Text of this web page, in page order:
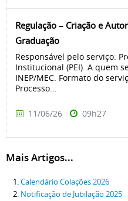
Regulação – Criação e
Graduação
Responsável pelo serviço:
Institucional (PEI). A quem
INEP/MEC. Formato do
Processo...
11/06/26 09h27
Mais Artigos...
Calendário Colações 2026
Notificação de Jubilação 2025